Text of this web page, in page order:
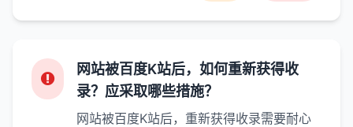
网站被百度K站后，如何重新获得收
录？应采取哪些措施？
网站被百度K站后，重新获得收录需要耐心